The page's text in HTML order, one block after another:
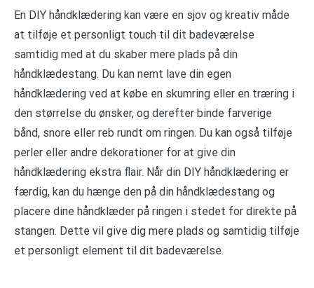
En DIY håndklædering kan være en sjov og kreativ måde
at tilføje et personligt touch til dit badeværelse
samtidig med at du skaber mere plads på din
håndklædestang. Du kan nemt lave din egen
håndklædering ved at købe en skumring eller en træring i
den størrelse du ønsker, og derefter binde farverige
bånd, snore eller reb rundt om ringen. Du kan også tilføje
perler eller andre dekorationer for at give din
håndklædering ekstra flair. Når din DIY håndklædering er
færdig, kan du hænge den på din håndklædestang og
placere dine håndklæder på ringen i stedet for direkte på
stangen. Dette vil give dig mere plads og samtidig tilføje
et personligt element til dit badeværelse.